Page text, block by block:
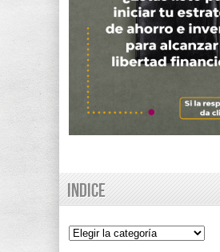
Indice
Indice